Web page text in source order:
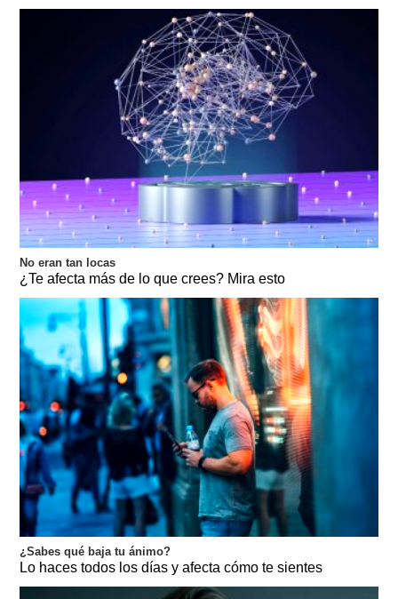
No eran tan locas
¿Te afecta más de lo que crees? Mira esto
¿Sabes qué baja tu ánimo?
Lo haces todos los días y afecta cómo te sientes